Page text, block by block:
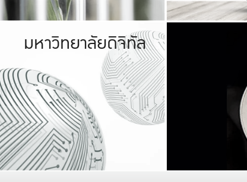
มหาวิทยาลัยรับผิดชอบต่อสังคม
ร่วมมือกับชุมชน เพื่อความกินดีอยู่ดี
และความสุขอย่างยั่งยืน
มองปัญหาในภาพกว้าง
แก้ไขจากปัญหาจุดเล็กๆ
มหาวิทยาลัยดิจิทัล